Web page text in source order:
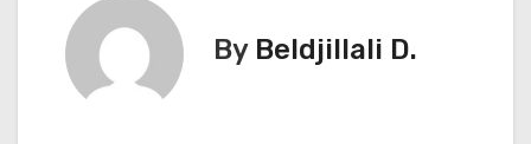
By Beldjillali D.